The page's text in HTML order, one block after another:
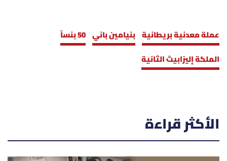
عملة معدنية بريطانية بنيامين باني 50 بنساً
الملكة إليزابيث الثانية
الأكثر قراءة